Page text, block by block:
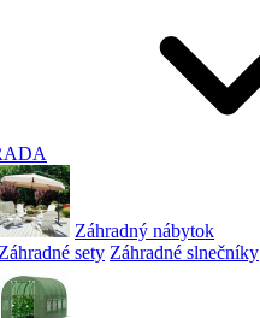
Záhradný nábytok
Záhradné sety Záhradné slnečníky